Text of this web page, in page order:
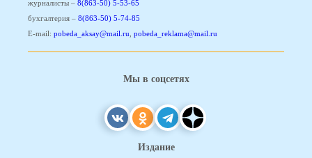
журналисты – 8(863-50) 5-53-65
бухгалтерия – 8(863-50) 5-74-85
E-mail: pobeda_aksay@mail.ru, pobeda_reklama@mail.ru
Мы в соцсетях
Издание